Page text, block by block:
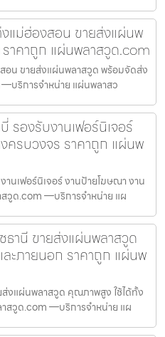
แม่ฮ่องสอน ขายส่งแผ่นพ
าคาถูก แผ่นพลาสวูด.com
น ขายส่งแผ่นพลาสวูด พร้อมจัดส่ง
บริการจำหน่าย แผ่นพลาสว
รองรับงานเฟอร์นิเจอร์
ครบวงจร ราคาถูก แผ่นพ
นเฟอร์นิเจอร์ งานป้ายโฆษณา งาน
วูด.com —บริการจำหน่าย แผ
านี ขายส่งแผ่นพลาสวูด
ะภายนอก ราคาถูก แผ่นพ
งแผ่นพลาสวูด คุณภาพสูง ใช้ได้ทั้ง
สวูด.com —บริการจำหน่าย แผ